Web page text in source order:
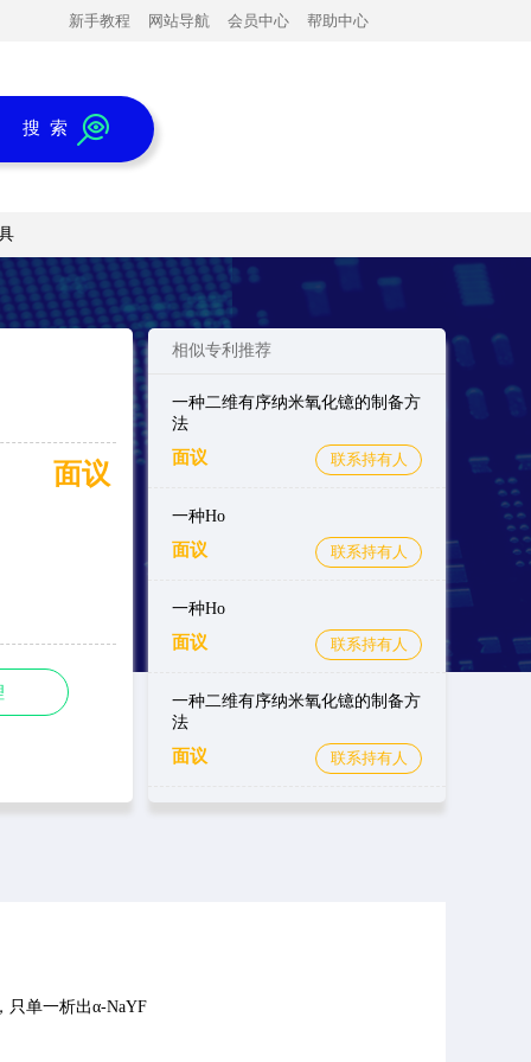
新手教程 网站导航 会员中心 帮助中心
搜 索
面议
相似专利推荐
一种二维有序纳米氧化镱的制备方
法
面议 联系持有人
一种Ho
面议 联系持有人
一种Ho
面议 联系持有人
一种二维有序纳米氧化镱的制备方
法
面议 联系持有人
只单一析出α-NaYF